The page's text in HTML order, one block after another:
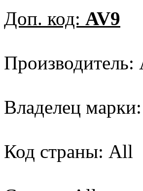
Доп. код: AV9
Производитель:
Владелец
Код страны: All